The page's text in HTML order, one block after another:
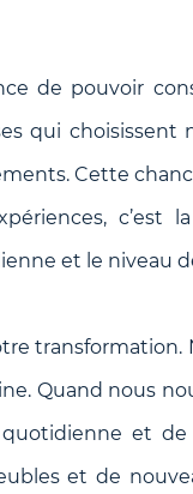
de pouvoir
qui
Cette
c’est
et le niveau
transformation.
Quand nous
et
et de